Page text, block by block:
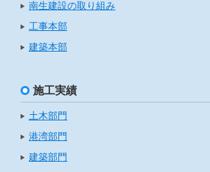
南生建設の取り組み
工事本部
建築本部
施工実績
土木部門
港湾部門
建築部門